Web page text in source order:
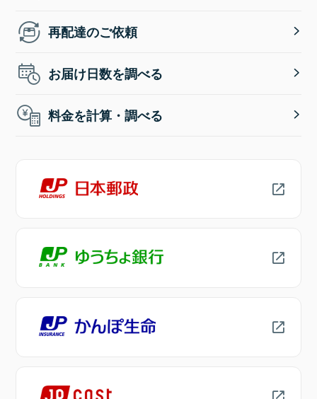
再配達のご依頼
お届け日数を調べる
料金を計算・調べる